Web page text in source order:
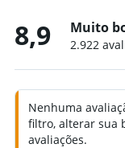
8,9 Muito
2.922
Nenhuma
filtro, alterar sua
avaliações.